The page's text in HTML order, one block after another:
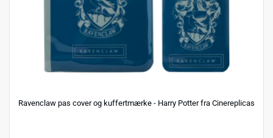
Ravenclaw pas cover og kuffertmærke - Harry Potter fra Cinereplicas